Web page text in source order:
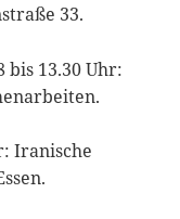
33.
bis 13.30 Uhr:
Iranische